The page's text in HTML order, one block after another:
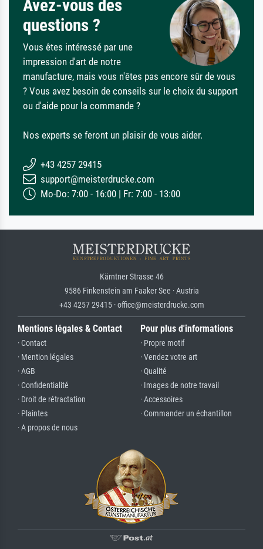
Avez-vous des
questions ?
Vous êtes intéressé par une
impression d'art de notre
manufacture, mais vous n'êtes pas encore sûr de vous
? Vous avez besoin de conseils sur le choix du support
ou d'aide pour la commande ?
Nos experts se feront un plaisir de vous aider.
+43 4257 29415
support@meisterdrucke.com
Mo-Do: 7:00 - 16:00 | Fr: 7:00 - 13:00
Kärntner Strasse 46
9586 Finkenstein am Faaker See · Austria
+43 4257 29415 · office@meisterdrucke.com
Mentions légales & Contact
· Contact
· Mention légales
· AGB
· Confidentialité
· Droit de rétractation
· Plaintes
· A propos de nous
Pour plus d'informations
· Propre motif
· Vendez votre art
· Qualité
· Images de notre travail
· Accessoires
· Commander un échantillon